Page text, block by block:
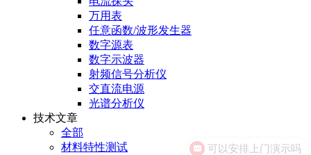
万用表
任意函数/波形发生器
数字源表
数字示波器
射频信号分析仪
交直流电源
光谱分析仪
技术文章
全部
材料特性测试
可以安排上门演示吗